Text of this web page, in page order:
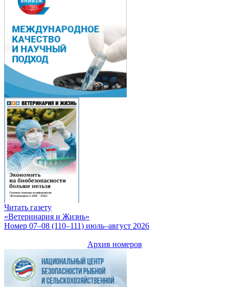
Читать газету
«Ветеринария и Жизнь»
Номер 07–08 (110–111) июль–август 2026
Архив номеров